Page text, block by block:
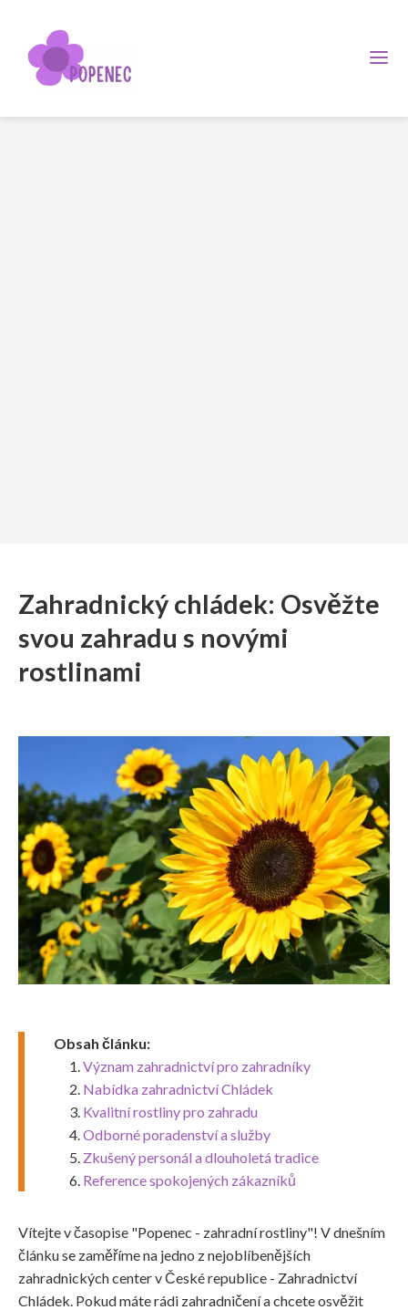
Zahradnický chládek: Osvěžte
svou zahradu s novými
rostlinami
Obsah článku:
Význam zahradnictví pro zahradníky
Nabídka zahradnictví Chládek
Kvalitní rostliny pro zahradu
Odborné poradenství a služby
Zkušený personál a dlouholetá tradice
Reference spokojených zákazníků
Vítejte v časopise "Popenec - zahradní rostliny"! V dnešním
článku se zaměříme na jedno z nejoblíbenějších
zahradnických center v České republice - Zahradnictví
Chládek. Pokud máte rádi zahradničení a chcete osvěžit